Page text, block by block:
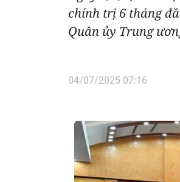
chính trị 6 tháng
Quân ủy Trung
04/07/2025 07:16